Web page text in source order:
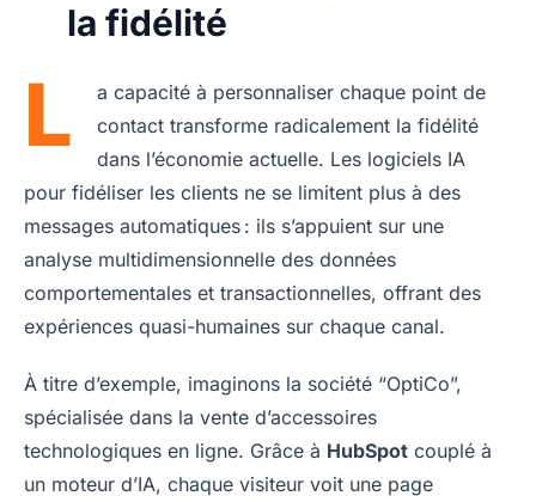
la fidélité
L
a capacité à personnaliser chaque point de
contact transforme radicalement la fidélité
dans l’économie actuelle. Les logiciels IA
pour fidéliser les clients ne se limitent plus à des
messages automatiques : ils s’appuient sur une
analyse multidimensionnelle des données
comportementales et transactionnelles, offrant des
expériences quasi-humaines sur chaque canal.
À titre d’exemple, imaginons la société “OptiCo”,
spécialisée dans la vente d’accessoires
technologiques en ligne. Grâce à HubSpot couplé à
un moteur d’IA, chaque visiteur voit une page